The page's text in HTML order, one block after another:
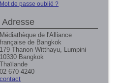
Mot de passe oublié ?
Adresse
Médiathèque de l'Alliance
française de Bangkok
179 Thanon Witthayu, Lumpini
10330 Bangkok
Thaïlande
02 670 4240
contact